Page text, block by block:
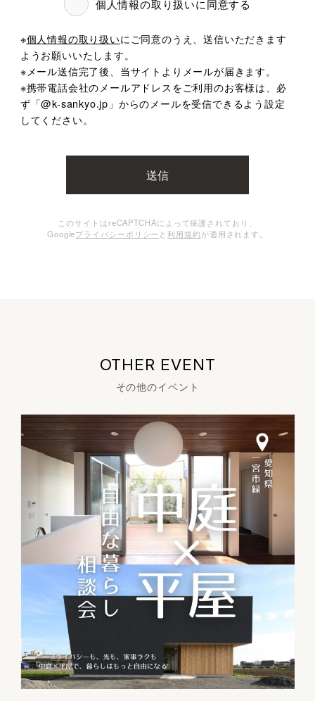
個人情報の取り扱いに同意する
※個人情報の取り扱いにご同意のうえ、送信いただきます
ようお願いいたします。
※メール送信完了後、当サイトよりメールが届きます。
※携帯電話会社のメールアドレスをご利用のお客様は、 必
ず「@k-sankyo.jp」からのメールを受信できるよう設定
してください。
このサイトはreCAPTCHAによって保護されており、
Googleプライバシーポリシー と利用規約が適用されます。
OTHER EVENT
その他のイベント